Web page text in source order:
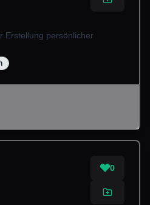
Erstellung persönlicher
0